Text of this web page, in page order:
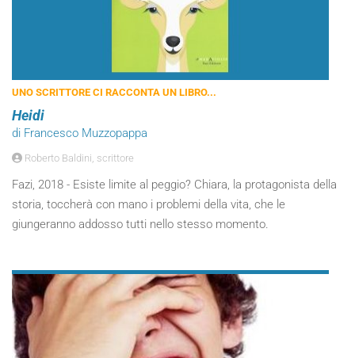
UNO SCRITTORE CI RACCONTA UN LIBRO...
Heidi
di Francesco Muzzopappa
Roberto Baldini, scrittore
Fazi, 2018 - Esiste limite al peggio? Chiara, la protagonista della
storia, toccherà con mano i problemi della vita, che le
giungeranno addosso tutti nello stesso momento.